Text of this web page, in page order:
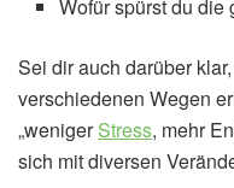
Wofür spürst du die
Sei dir auch darüber
verschiedenen Wegen
„wenigerStress, mehr
sich mit diversen